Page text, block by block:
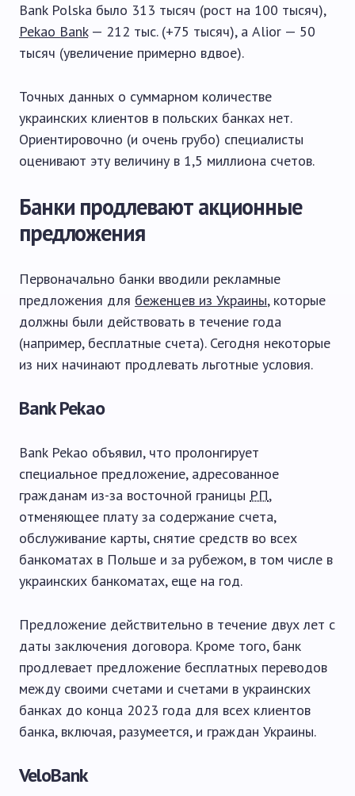
Bank Polska было 313 тысяч (рост на 100 тысяч),
Pekao Bank— 212 тыс. (+75 тысяч), а Alior — 50
тысяч (увеличение примерно вдвое).
Точных данных о суммарном количестве
украинских клиентов в польских банках нет.
Ориентировочно (и очень грубо) специалисты
оценивают эту величину в 1,5 миллиона счетов.
Банки продлевают акционные
предложения
Первоначально банки вводили рекламные
предложения для беженцев из Украины, которые
должны были действовать в течение года
(например, бесплатные счета). Сегодня некоторые
из них начинают продлевать льготные условия.
Bank Pekao
Bank Pekao объявил, что пролонгирует
специальное предложение, адресованное
гражданам из-за восточной границы РП,
отменяющее плату за содержание счета,
обслуживание карты, снятие средств во всех
банкоматах в Польше и за рубежом, в том числе в
украинских банкоматах, еще на год.
Предложение действительно в течение двух лет с
даты заключения договора. Кроме того, банк
продлевает предложение бесплатных переводов
между своими счетами и счетами в украинских
банках до конца 2023 года для всех клиентов
банка, включая, разумеется, и граждан Украины.
VeloBank